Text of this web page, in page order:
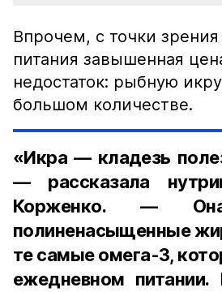
Впрочем, с точки зрения
питания завышенная
недостаток: рыбную
большом количестве.
«Икра — кладезь
— рассказала
Корженко. —
полиненасыщенные
те самые омега-3,
ежедневном